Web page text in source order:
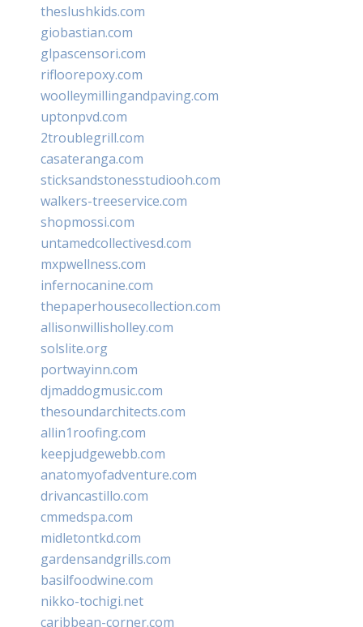
theslushkids.com
giobastian.com
glpascensori.com
rifloorepoxy.com
woolleymillingandpaving.com
uptonpvd.com
2troublegrill.com
casateranga.com
sticksandstonesstudiooh.com
walkers-treeservice.com
shopmossi.com
untamedcollectivesd.com
mxpwellness.com
infernocanine.com
thepaperhousecollection.com
allisonwillisholley.com
solslite.org
portwayinn.com
djmaddogmusic.com
thesoundarchitects.com
allin1roofing.com
keepjudgewebb.com
anatomyofadventure.com
drivancastillo.com
cmmedspa.com
midletontkd.com
gardensandgrills.com
basilfoodwine.com
nikko-tochigi.net
caribbean-corner.com